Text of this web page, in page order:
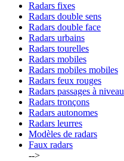
Radars fixes
Radars double sens
Radars double face
Radars urbains
Radars tourelles
Radars mobiles
Radars mobiles mobiles
Radars feux rouges
Radars passages à niveau
Radars tronçons
Radars autonomes
Radars leurres
Modèles de radars
Faux radars
-->